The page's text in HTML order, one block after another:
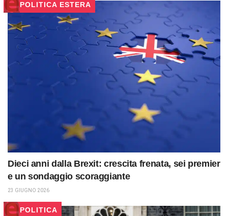
POLITICA ESTERA
Dieci anni dalla Brexit: crescita frenata, sei premier
e un sondaggio scoraggiante
23 GIUGNO 2026
POLITICA